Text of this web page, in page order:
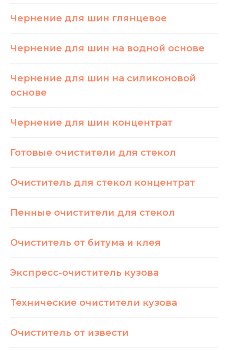
Чернение для шин глянцевое
Чернение для шин на водной основе
Чернение для шин на силиконовой
основе
Чернение для шин концентрат
Готовые очистители для стекол
Очиститель для стекол концентрат
Пенные очистители для стекол
Очиститель от битума и клея
Экспресс-очиститель кузова
Технические очистители кузова
Очиститель от извести